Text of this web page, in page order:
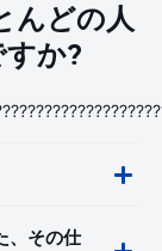
んどの人
か?
、その仕